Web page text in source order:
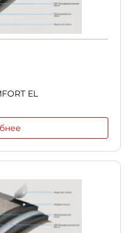
EL